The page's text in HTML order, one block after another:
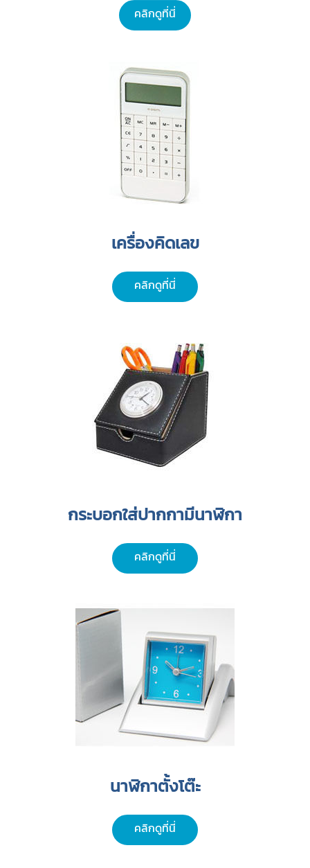
คลิกดูที่นี่
เครื่องคิดเลข
คลิกดูที่นี่
กระบอกใส่ปากกามีนาฬิกา
คลิกดูที่นี่
นาฬิกาตั้งโต๊ะ
คลิกดูที่นี่